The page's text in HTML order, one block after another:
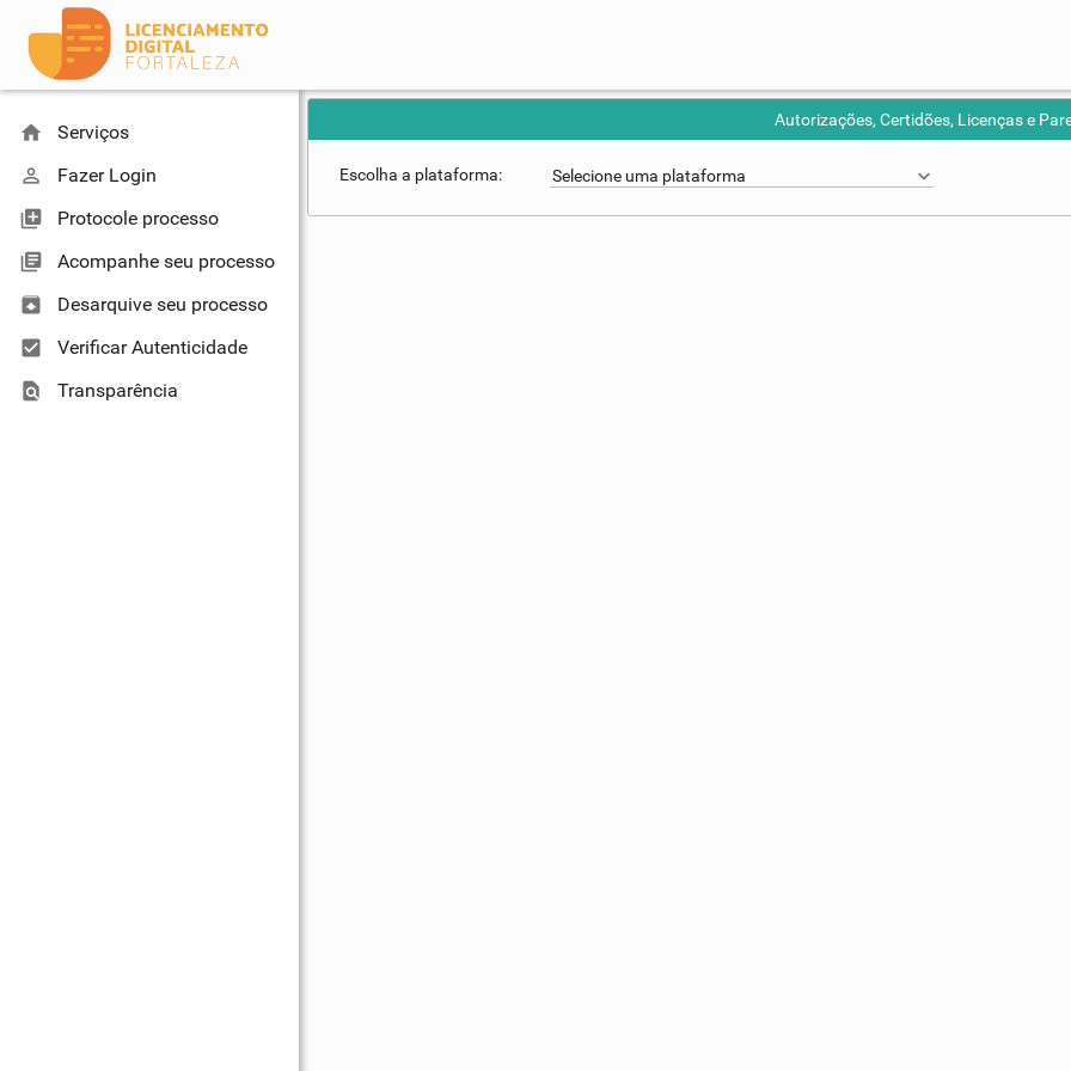
home Serviços
perm_identity Fazer Login
library_add Protocole processo
library_books Acompanhe seu processo
unarchive Desarquive seu processo
check_box Verificar Autenticidade
find_in_page Transparência
Autorizações, Certidões, Licenças e
Escolha a plataforma: Selecione uma plataforma